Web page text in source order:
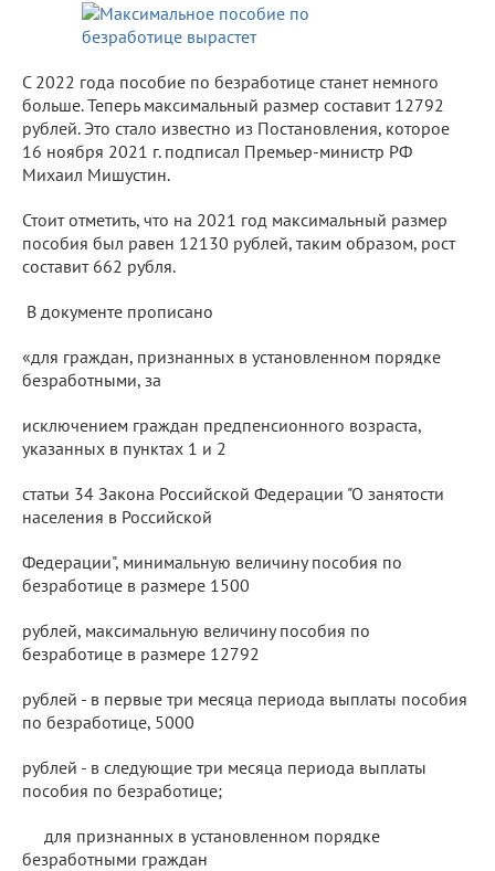
С 2022 года пособие по безработице станет немного
больше. Теперь максимальный размер составит 12792
рублей. Это стало известно из Постановления, которое
16 ноября 2021 г. подписал Премьер-министр РФ
Михаил Мишустин.
Стоит отметить, что на 2021 год максимальный размер
пособия был равен 12130 рублей, таким образом, рост
составит 662 рубля.
В документе прописано
«для граждан, признанных в установленном порядке
безработными, за
исключением граждан предпенсионного возраста,
указанных в пунктах 1 и 2
статьи 34 Закона Российской Федерации "О занятости
населения в Российской
Федерации", минимальную величину пособия по
безработице в размере 1500
рублей, максимальную величину пособия по
безработице в размере 12792
рублей - в первые три месяца периода выплаты пособия
по безработице, 5000
рублей - в следующие три месяца периода выплаты
пособия по безработице;
для признанных в установленном порядке
безработными граждан